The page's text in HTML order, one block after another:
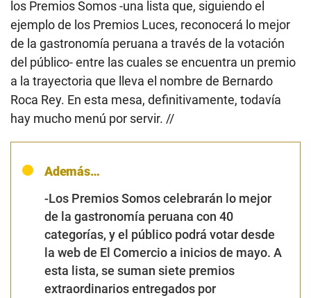
los Premios Somos -una lista que, siguiendo el
ejemplo de los Premios Luces, reconocerá lo mejor
de la gastronomía peruana a través de la votación
del público- entre las cuales se encuentra un premio
a la trayectoria que lleva el nombre de Bernardo
Roca Rey. En esta mesa, definitivamente, todavía
hay mucho menú por servir. //
Además…
-Los Premios Somoscelebrarán lo mejor
de la gastronomía peruana con 40
categorías, y el público podrá votar desde
la web de El Comercio a inicios de mayo. A
esta lista, se suman siete premios
extraordinarios entregados por